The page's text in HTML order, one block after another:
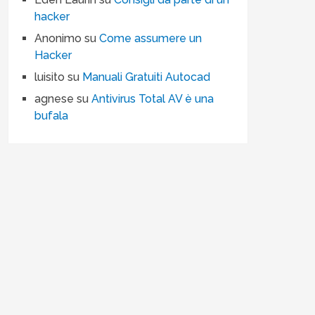
hacker
Anonimo suCome assumere un
Hacker
luisito su Manuali Gratuiti Autocad
agnese suAntivirus Total AV è una
bufala